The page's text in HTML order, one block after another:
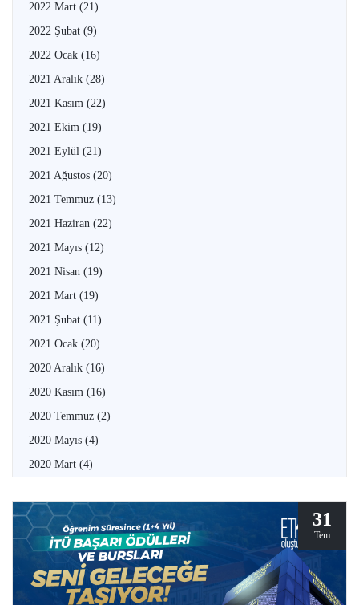
2022 Mart (21)
2022 Şubat (9)
2022 Ocak (16)
2021 Aralık (28)
2021 Kasım (22)
2021 Ekim (19)
2021 Eylül (21)
2021 Ağustos (20)
2021 Temmuz (13)
2021 Haziran (22)
2021 Mayıs (12)
2021 Nisan (19)
2021 Mart (19)
2021 Şubat (11)
2021 Ocak (20)
2020 Aralık (16)
2020 Kasım (16)
2020 Temmuz (2)
2020 Mayıs (4)
2020 Mart (4)
31
Tem